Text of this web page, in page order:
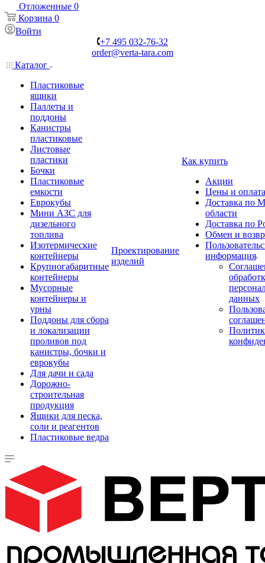
Отложенные 0
Корзина 0
Войти
+7 495 032-76-32
order@verta-tara.com
Каталог
Пластиковые
ящики
Паллеты и
поддоны
Канистры
пластиковые
Листовые
пластики
Бочки
Пластиковые
емкости
Еврокубы
Мини АЗС для
дизельного
топлива
Изотермические
контейнеры
Крупногабаритные
контейнеры
Мусорные
контейнеры и
урны
Поддоны для сбора
и локализации
проливов под
канистры, бочки и
еврокубы
Для дачи и сада
Дорожно-
строительная
продукция
Ящики для песка,
соли и реагентов
Пластиковые ведра
Проектирование
изделий
Как купить
Акции
Цены и оплата
Доставка по
области
Доставка по
Обмен и
информация
данных